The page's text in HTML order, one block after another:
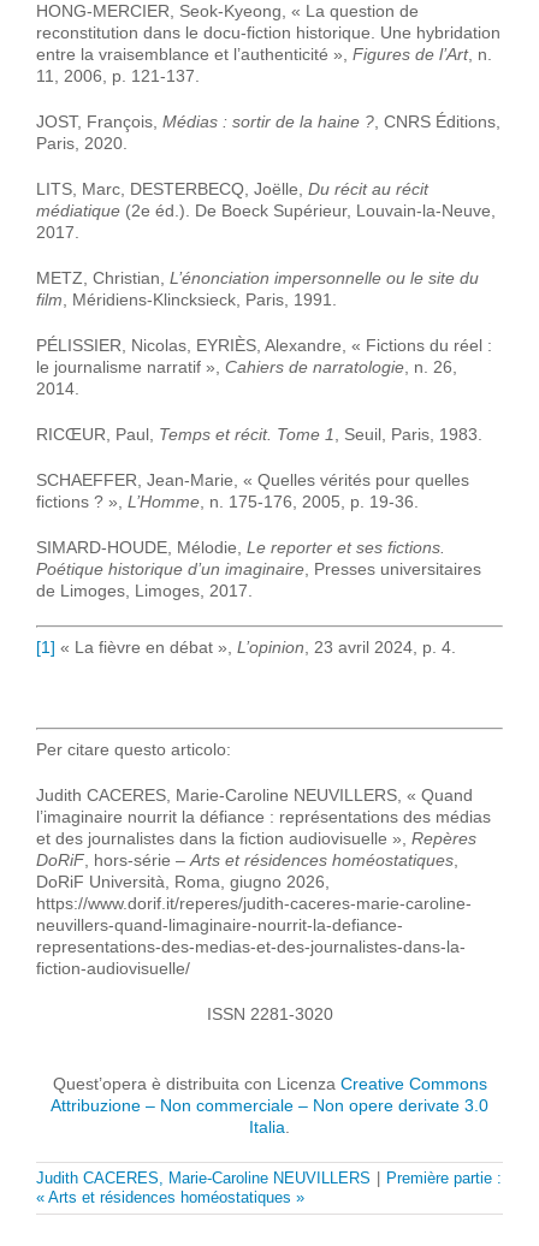
HONG-MERCIER, Seok-Kyeong, « La question de
reconstitution dans le docu-fiction historique. Une hybridation
entre la vraisemblance et l’authenticité », Figures de l’Art, n.
11, 2006, p. 121-137.
JOST, François, Médias : sortir de la haine ? , CNRS Éditions,
Paris, 2020.
LITS, Marc, DESTERBECQ, Joëlle, Du récit au récit
médiatique (2e éd.). De Boeck Supérieur, Louvain-la-Neuve,
2017.
METZ, Christian, L’énonciation impersonnelle ou le site du
film , Méridiens-Klincksieck, Paris, 1991.
PÉLISSIER, Nicolas, EYRIÈS, Alexandre, « Fictions du réel :
le journalisme narratif », Cahiers de narratologie , n. 26,
2014.
RICŒUR, Paul, Temps et récit. Tome 1 , Seuil, Paris, 1983.
SCHAEFFER, Jean-Marie, « Quelles vérités pour quelles
fictions ? », L’Homme , n. 175-176, 2005, p. 19-36.
SIMARD-HOUDE, Mélodie, Le reporter et ses fictions.
Poétique historique d’un imaginaire , Presses universitaires
de Limoges, Limoges, 2017.
[1] « La fièvre en débat », L’opinion , 23 avril 2024, p. 4.
Per citare questo articolo:
Judith CACERES, Marie-Caroline NEUVILLERS, « Quand
l’imaginaire nourrit la défiance : représentations des médias
et des journalistes dans la fiction audiovisuelle », Repères
DoRiF , hors-série – Arts et résidences homéostatiques
DoRiF Università, Roma, giugno 2026,
https://www.dorif.it/reperes/judith-caceres-marie-caroline-
neuvillers-quand-limaginaire-nourrit-la-defiance-
representations-des-medias-et-des-journalistes-dans-la-
fiction-audiovisuelle/
ISSN 2281-3020
Quest’opera è distribuita con Licenza Creative Commons
Attribuzione – Non commerciale – Non opere derivate 3.0
Italia
Judith CACERES, Marie-Caroline NEUVILLERS
Première partie :
« Arts et résidences homéostatiques »